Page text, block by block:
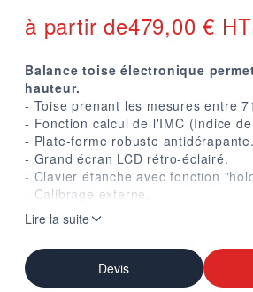
à partir de479,00 € HT
Balance toise électronique
hauteur.
- Toise prenant les mesures entre
- Fonction calcul de l'IMC (Indice
- Plate-forme robuste antidérapante.
- Grand écran LCD rétro-éclairé.
- Clavier étanche avec fonction
- Calibrage externe.
- Pleine portée de la tare.
- Protection contre les surcharges.
- 2 unités de pesage Kg et Lb.
- Taille du plateau 375 X 275 mm.
- Poids net : 14 Kg.
Lire la suite
Devis